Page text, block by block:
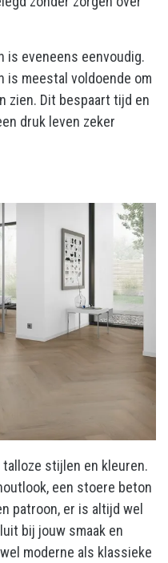
is eveneens eenvoudig.
is meestal voldoende om
zien. Dit bespaart tijd en
druk leven zeker
stijlen en kleuren.
een stoere beton
patroon, er is altijd wel
bij jouw smaak en
moderne als klassieke